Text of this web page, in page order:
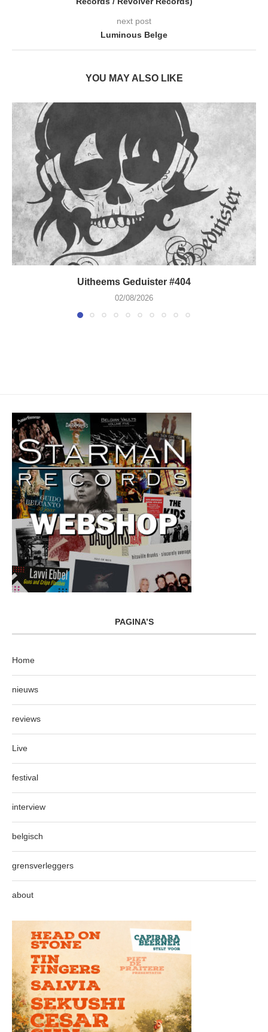
next post
Luminous Belge
YOU MAY ALSO LIKE
Uitheems Geduister #404
02/08/2026
PAGINA’S
Home
nieuws
reviews
Live
festival
interview
belgisch
grensverleggers
about